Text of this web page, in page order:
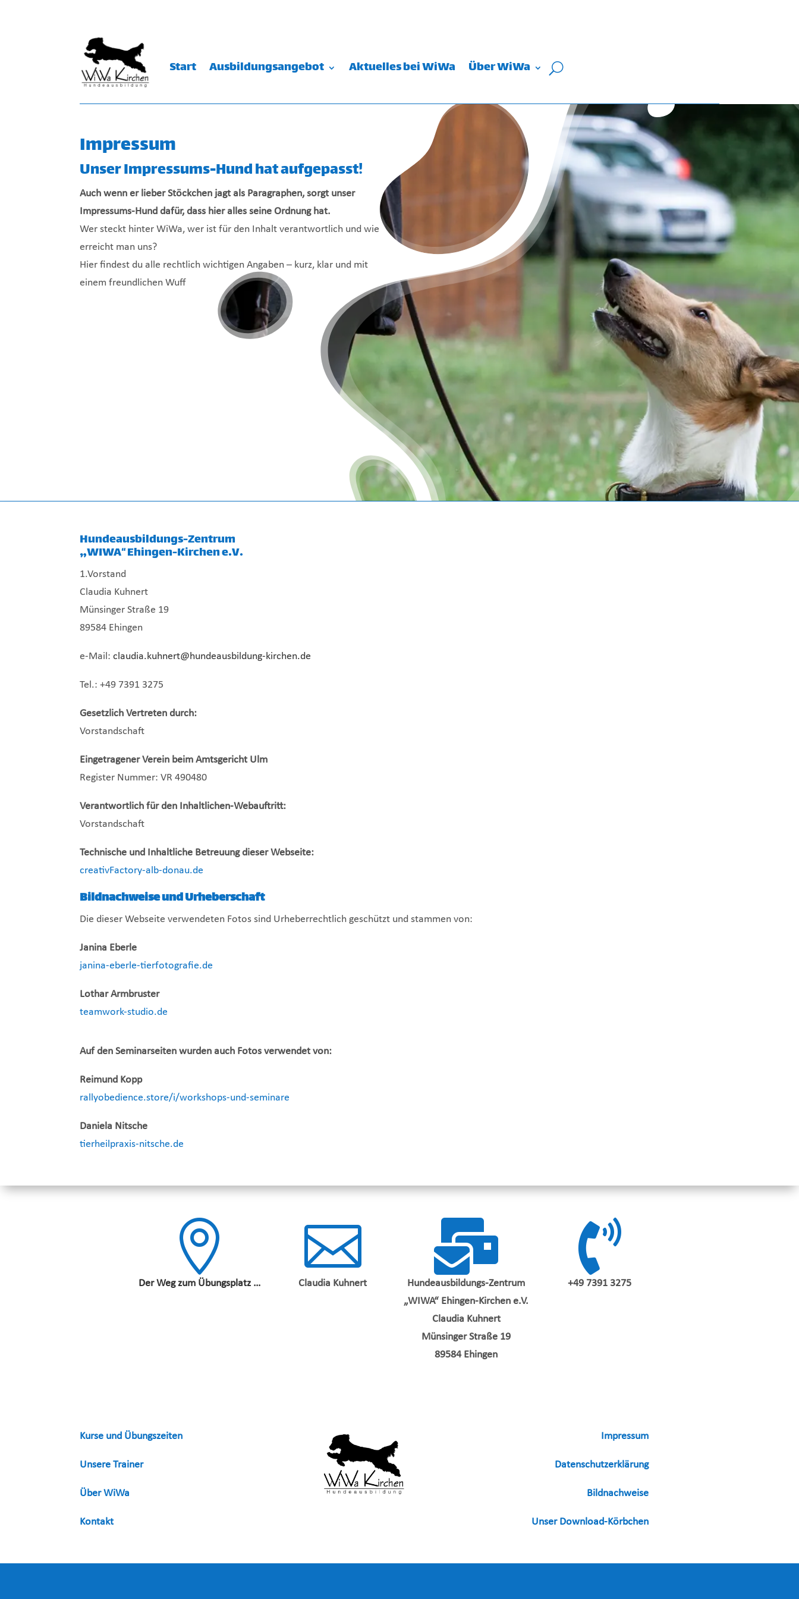
Start Ausbildungsangebot Aktuelles bei WiWa Über WiWa
Impressum
Unser Impressums-Hund hat aufgepasst!
Auch wenn er lieber Stöckchen jagt als Paragraphen, sorgt unser
Impressums-Hund dafür, dass hier alles seine Ordnung hat.
Wer steckt hinter WiWa, wer ist für den Inhalt verantwortlich und wie
erreicht man uns?
Hier findest du alle rechtlich wichtigen Angaben – kurz, klar und mit
einem freundlichen Wuff
Hundeausbildungs-Zentrum
„WIWA“ Ehingen-Kirchen e.V.
1.Vorstand
Claudia Kuhnert
Münsinger Straße 19
89584 Ehingen
e-Mail:claudia.kuhnert@hundeausbildung-kirchen.de
Tel.: +49 7391 3275
Gesetzlich Vertreten durch:
Vorstandschaft
Eingetragener Verein beim Amtsgericht Ulm
Register Nummer: VR 490480
Verantwortlich für den Inhaltlichen-Webauftritt:
Vorstandschaft
Technische und Inhaltliche Betreuung dieser Webseite:
creativFactory-alb-donau.de
Bildnachweise und Urheberschaft
Die dieser Webseite verwendeten Fotos sind Urheberrechtlich geschützt und stammen von:
Janina Eberle
janina-eberle-tierfotografie.de
Lothar Armbruster
teamwork-studio.de
Auf den Seminarseiten wurden auch Fotos verwendet von:
Reimund Kopp
rallyobedience.store/i/workshops-und-seminare
Daniela Nitsche
tierheilpraxis-nitsche.de

Der Weg zum Übungsplatz …

Claudia Kuhnert

Hundeausbildungs-Zentrum
„WIWA“ Ehingen-Kirchen e.V.
Claudia Kuhnert
Münsinger Straße 19
89584 Ehingen

+49 7391 3275
Kurse und Übungszeiten
Unsere Trainer
Über WiWa
Kontakt
Impressum
Datenschutzerklärung
Bildnachweise
Unser Download-Körbchen